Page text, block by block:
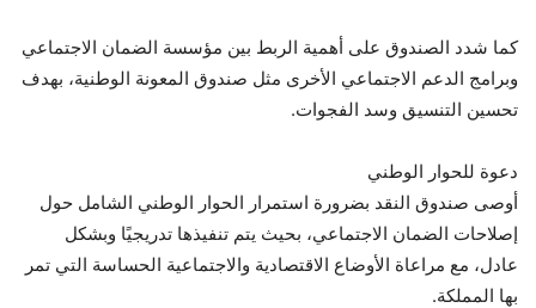
كما شدد الصندوق على أهمية الربط بين مؤسسة الضمان الاجتماعي
وبرامج الدعم الاجتماعي الأخرى مثل صندوق المعونة الوطنية، بهدف
تحسين التنسيق وسد الفجوات.
دعوة للحوار الوطني
أوصى صندوق النقد بضرورة استمرار الحوار الوطني الشامل حول
إصلاحات الضمان الاجتماعي، بحيث يتم تنفيذها تدريجيًا وبشكل
عادل، مع مراعاة الأوضاع الاقتصادية والاجتماعية الحساسة التي تمر
بها المملكة.